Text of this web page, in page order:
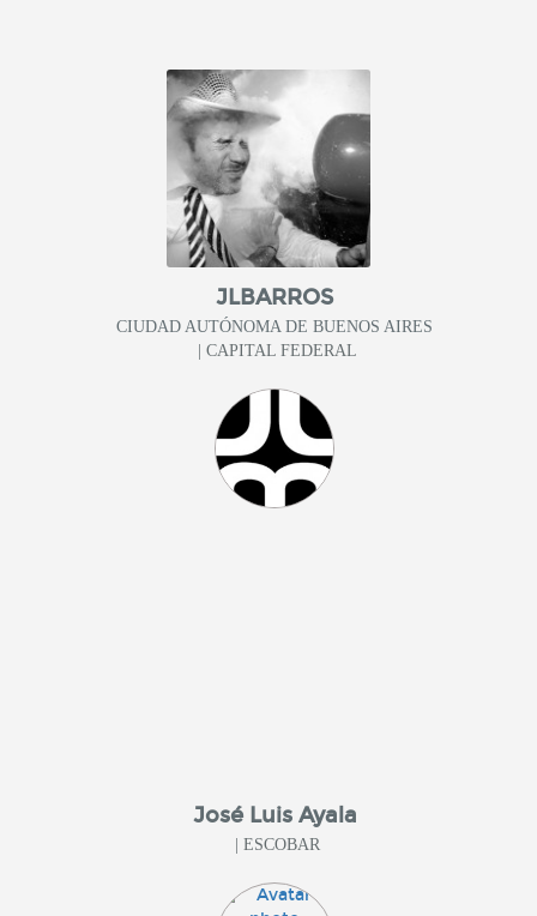
JLBARROS
CIUDAD AUTÓNOMA DE BUENOS AIRES
| CAPITAL FEDERAL
José Luis Ayala
| ESCOBAR